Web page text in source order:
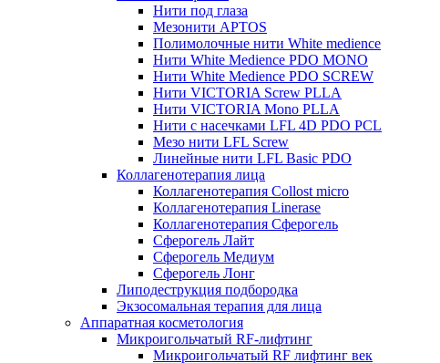
Нити под глаза
Мезонити APTOS
Полимолочные нити White medience
Нити White Medience PDO MONO
Нити White Medience PDO SCREW
Нити VICTORIA Screw PLLA
Нити VICTORIA Mono PLLA
Нити с насечками LFL 4D PDO PCL
Мезо нити LFL Screw
Линейные нити LFL Basic PDO
Коллагенотерапия лица
Коллагенотерапия Collost micro
Коллагенотерапия Linerase
Коллагенотерапия Сферогель
Сферогель Лайт
Сферогель Медиум
Сферогель Лонг
Липодеструкция подбородка
Экзосомальная терапия для лица
Аппаратная косметология
Микроигольчатый RF-лифтинг
Микроигольчатый RF лифтинг век